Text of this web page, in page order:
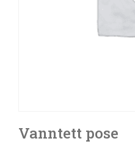
Vanntett pose